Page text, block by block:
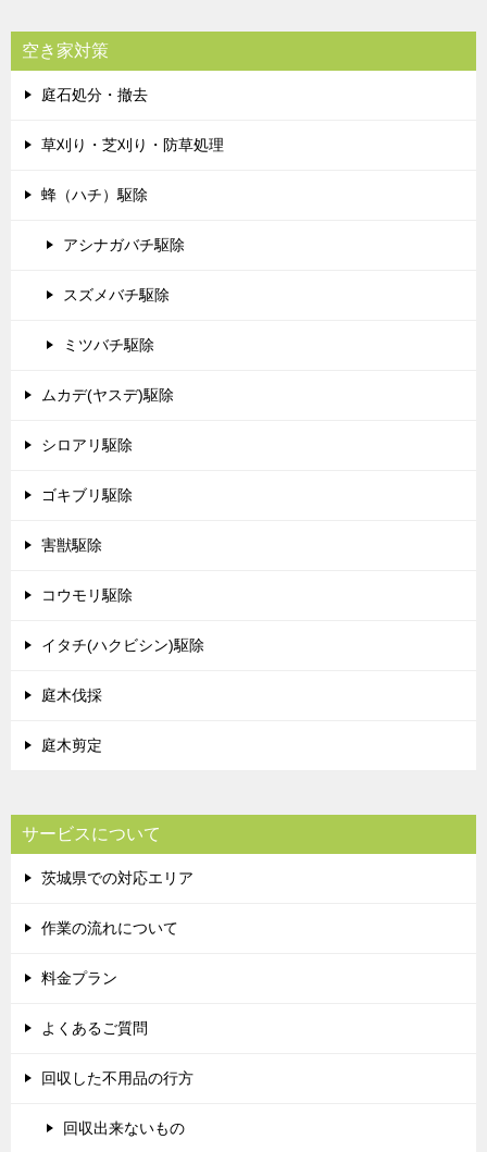
空き家対策
庭石処分・撤去
草刈り・芝刈り・防草処理
蜂（ハチ）駆除
アシナガバチ駆除
スズメバチ駆除
ミツバチ駆除
ムカデ(ヤスデ)駆除
シロアリ駆除
ゴキブリ駆除
害獣駆除
コウモリ駆除
イタチ(ハクビシン)駆除
庭木伐採
庭木剪定
サービスについて
茨城県での対応エリア
作業の流れについて
料金プラン
よくあるご質問
回収した不用品の行方
回収出来ないもの